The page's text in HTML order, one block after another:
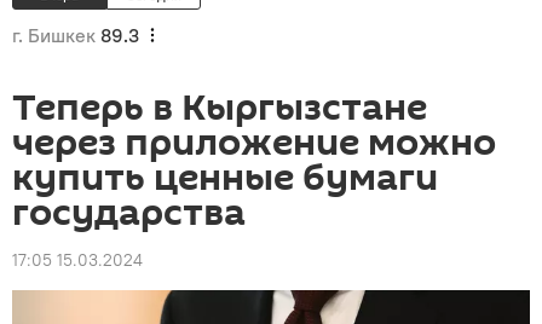
г. Бишкек 89.3
Теперь в Кыргызстане
через приложение можно
купить ценные бумаги
государства
17:05 15.03.2024